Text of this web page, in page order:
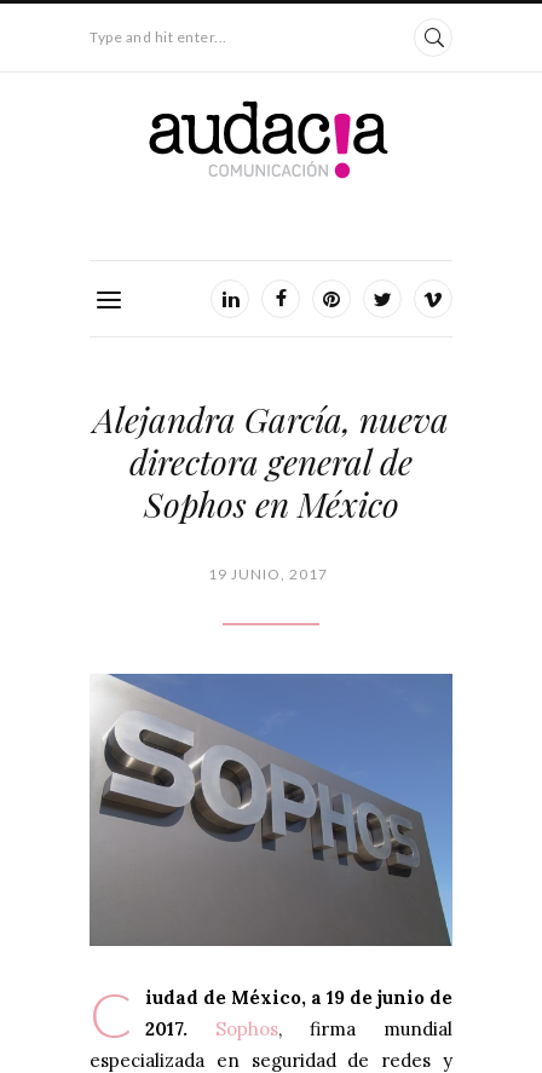
Type and hit enter...
Alejandra García, nueva
directora general de
Sophos en México
19 JUNIO, 2017
C
iudad de México, a 19 de junio de
2017.
Sophos, firma mundial
especializada en seguridad de redes y